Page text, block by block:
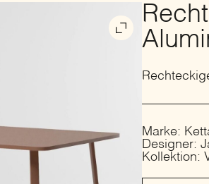
Marke:
Designer:
Kollektion: